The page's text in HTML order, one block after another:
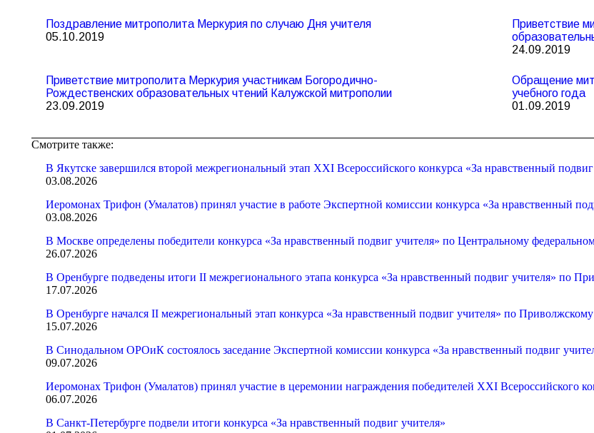
Поздравление митрополита Меркурия по случаю Дня учителя
05.10.2019
Приветствие
24.09.2019
Приветствие митрополита Меркурия участникам Богородично-
Рождественских образовательных чтений Калужской митрополии
23.09.2019
Обращение
учебного года
01.09.2019
Смотрите также:
В Якутске завершился второй межрегиональный этап XXI Всероссийского конкурса «За нравственный подвиг
03.08.2026
Иеромонах Трифон (Умалатов) принял участие в работе Экспертной комиссии конкурса «За нравственный
03.08.2026
В Москве определены победители конкурса «За нравственный подвиг учителя» по Центральному
26.07.2026
В Оренбурге подведены итоги II межрегионального этапа конкурса «За нравственный подвиг учителя» по
17.07.2026
В Оренбурге начался II межрегиональный этап конкурса «За нравственный подвиг учителя» по
15.07.2026
В Синодальном ОРОиК состоялось заседание Экспертной комиссии конкурса «За нравственный подвиг
09.07.2026
Иеромонах Трифон (Умалатов) принял участие в церемонии награждения победителей XXI Всероссийского
06.07.2026
В Санкт-Петербурге подвели итоги конкурса «За нравственный подвиг учителя»